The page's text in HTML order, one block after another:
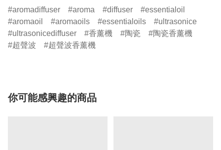
aromadiffuser aroma diffuser
essentialoil
aromaoil
aromaoils essentialoils
ultrasonice
ultrasonicediffuser
香薰機 陶瓷
陶瓷香薰機
超聲波
超聲波香薰機
你可能感興趣的商品